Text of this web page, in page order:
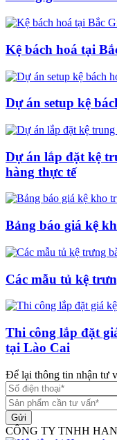
Kệ bách hoá tại
Dự án setup kệ
Dự án lắp đặt kệ
hàng thực tế
Bảng báo giá kệ
Các mẫu tủ kệ
Thi công lắp đặt
tại Lào Cai
Để lại thông tin nhận tư
Gửi
CÔNG TY TNHH